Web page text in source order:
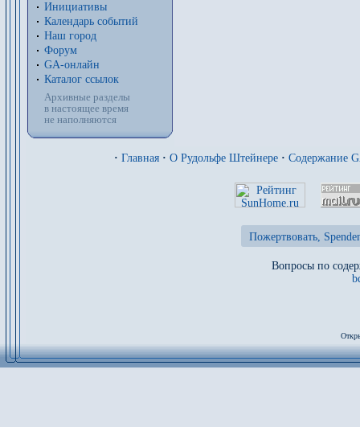
Инициативы
Календарь событий
Наш город
Форум
GA-онлайн
Каталог ссылок
Архивные разделы
в настоящее время
не наполняются
· Главная · О Рудольфе Штейнере · Содержание
Пожертвовать,
Вопросы по